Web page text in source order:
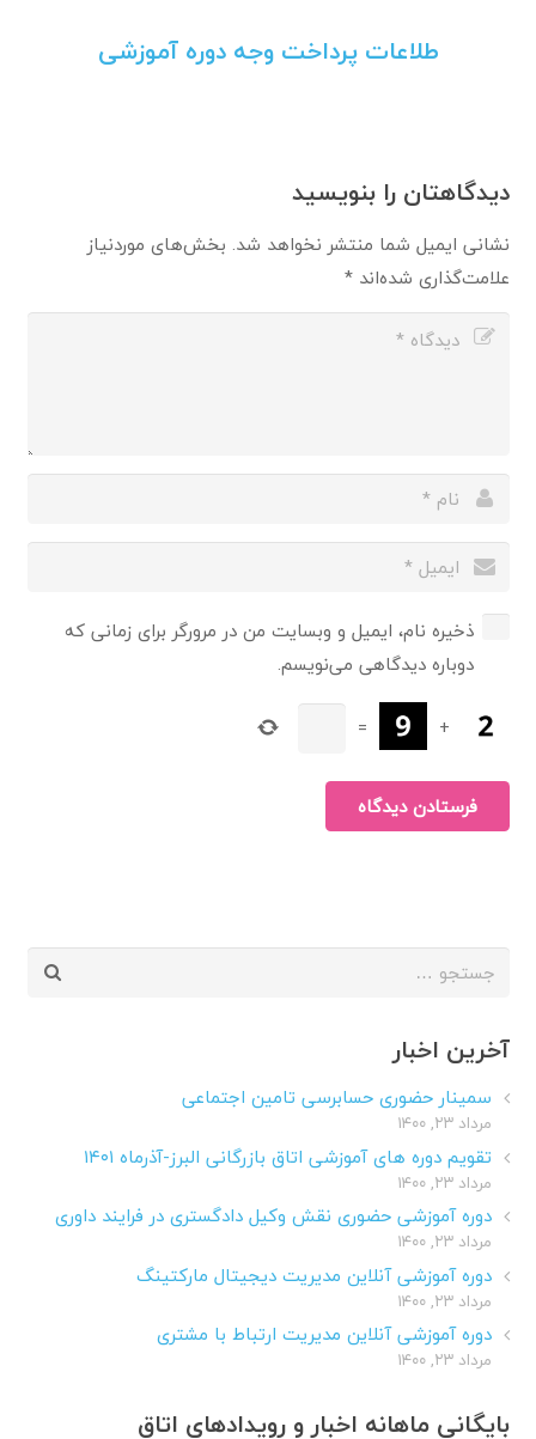
طلاعات پرداخت وجه دوره آموزشی
دیدگاهتان را بنویسید
نشانی ایمیل شما منتشر نخواهد شد. بخش‌های موردنیاز
علامت‌گذاری شده‌اند*
ذخیره نام، ایمیل و وبسایت من در مرورگر برای زمانی که
دوباره دیدگاهی می‌نویسم.
+
=
فرستادن دیدگاه
جستجو
آخرین اخبار
سمینار حضوری حسابرسی تامین اجتماعی
مرداد ۲۳, ۱۴۰۰
تقویم دوره های آموزشی اتاق بازرگانی البرز-آذرماه ۱۴۰۱
مرداد ۲۳, ۱۴۰۰
دوره آموزشی حضوری نقش وکیل دادگستری در فرایند داوری
مرداد ۲۳, ۱۴۰۰
دوره آموزشی آنلاین مدیریت دیجیتال مارکتینگ
مرداد ۲۳, ۱۴۰۰
دوره آموزشی آنلاین مدیریت ارتباط با مشتری
مرداد ۲۳, ۱۴۰۰
بایگانی ماهانه اخبار و رویدادهای اتاق